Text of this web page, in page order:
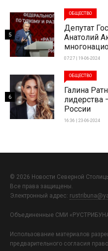
ОБЩЕСТВО
Депутат
Анатолий
07:27 | 19-06-2024
5
ОБЩЕСТВО
Галина
лидерства
России
16:36 | 23-06-2024
6
© 2026 Новости Северной
Все права защищены.
Электронный адрес:
Объединенные СМИ
Использование материалов
предварительного согласия